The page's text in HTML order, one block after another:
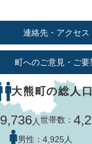
連絡先・アクセス
町へのご意見・ご要
大熊町の総人
9,736人世帯数：
男性： 4,925人